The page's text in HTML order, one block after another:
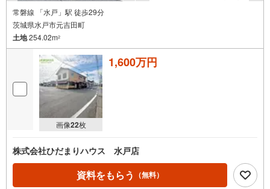
常磐線 「水戸」駅 徒歩29分
茨城県水戸市元吉田町
土地254.02m2
画像22枚
1,600万円
株式会社ひだまりハウス 水戸店
資料をもらう （無料）